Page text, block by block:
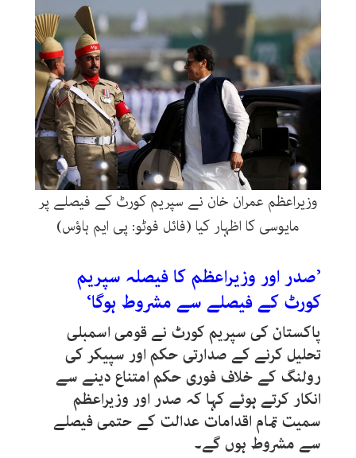
وزیراعظم عمران خان نے سپریم کورٹ کے فیصلے پر
مایوسی کا اظہار کیا (فائل فوٹو: پی ایم ہاؤس)
’صدر اور وزیراعظم کا فیصلہ سپریم
کورٹ کے فیصلے سے مشروط ہوگا‘
پاکستان کی سپریم کورٹ نے قومی اسمبلی
تحلیل کرنے کے صدارتی حکم اور سپیکر کی
رولنگ کے خلاف فوری حکم امتناع دینے سے
انکار کرتے ہوئے کہا کہ صدر اور وزیراعظم
سمیت تمام اقدامات عدالت کے حتمی فیصلے
سے مشروط ہوں گے۔